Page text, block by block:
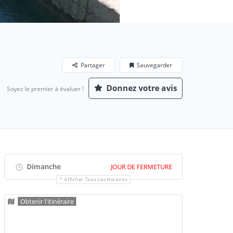
Sauvegarder
Partager
Soyez le premier à évaluer ! Donnez votre avis
Dimanche JOUR DE FERMETURE
Afficher Tous Les Horaires
Obtenir l'itinéraire